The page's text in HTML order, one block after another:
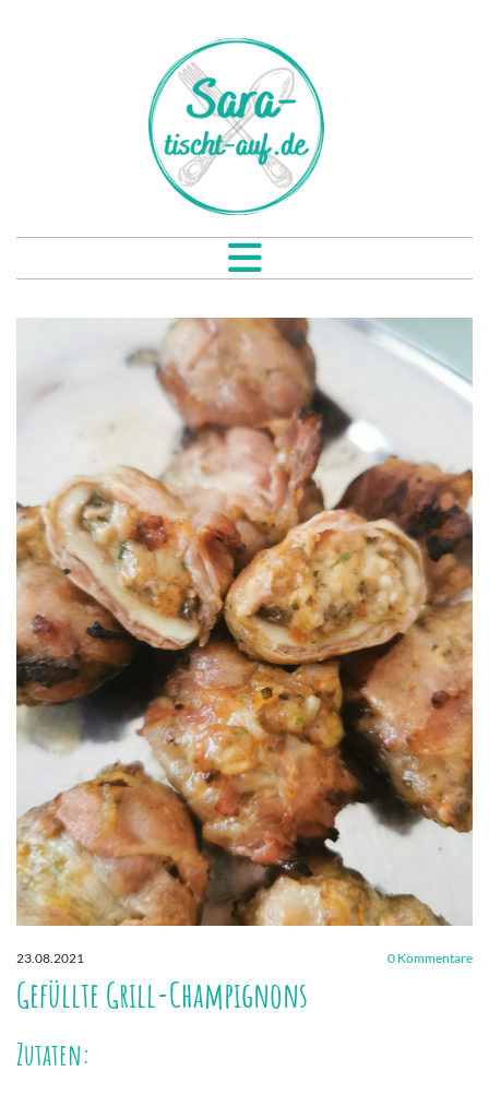
23.08.2021 0 Kommentare
Gefüllte Grill-Champignons
Zutaten: